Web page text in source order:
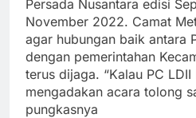
Persada Nusantara edisi
November 2022. Camat
agar hubungan baik antara
dengan pemerintahan
terus dijaga. “Kalau PC
mengadakan acara tolong
pungkasnya